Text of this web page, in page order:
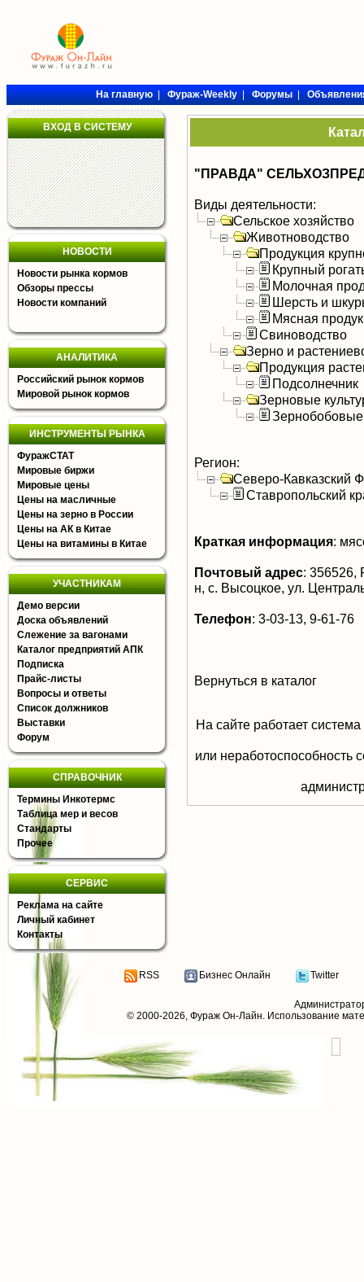
На главную|Фураж-Weekly|Форумы|
ВХОД В СИСТЕМУ
НОВОСТИ
Новости рынка кормов
Обзоры прессы
Новости компаний
АНАЛИТИКА
Российский рынок кормов
Мировой рынок кормов
ИНСТРУМЕНТЫ РЫНКА
ФуражСТАТ
Мировые биржи
Мировые цены
Цены на масличные
Цены на зерно в России
Цены на АК в Китае
Цены на витамины в Китае
УЧАСТНИКАМ
Демо версии
Доска объявлений
Слежение за вагонами
Каталог предприятий АПК
Подписка
Прайс-листы
Вопросы и ответы
Список должников
Выставки
Форум
СПРАВОЧНИК
Термины Инкотермс
Таблица мер и весов
Стандарты
Прочее
СЕРВИС
Реклама на сайте
Личный кабинет
Контакты
"ПРАВДА"
Виды деятельности:
Сельское хозяйство
Животноводство
Продукция
Крупный
Молочная
Шерсть и
Мясная
Свиноводство
Зерно и
Продукция
Подсолнечник
Зерновые
Зернобобовые
Регион:
Северо-Кавказский
Ставропольский
Краткая информация:
Почтовый адрес: 356526,
н, с. Высоцкое, ул.
Телефон: 3-03-13, 9-61-76
Вернуться в каталог
На сайте работает
или неработоспособность
RSS Бизнес Онлайн Twitter
© 2000-2026, Фураж Он-Лайн. Использование